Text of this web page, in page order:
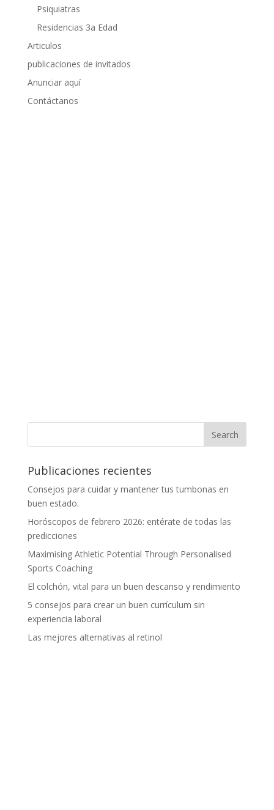
Psiquiatras
Residencias 3a Edad
Articulos
publicaciones de invitados
Anunciar aquí
Contáctanos
Publicaciones recientes
Consejos para cuidar y mantener tus tumbonas en
buen estado.
Horóscopos de febrero 2026: entérate de todas las
predicciones
Maximising Athletic Potential Through Personalised
Sports Coaching
El colchón, vital para un buen descanso y rendimiento
5 consejos para crear un buen currículum sin
experiencia laboral
Las mejores alternativas al retinol